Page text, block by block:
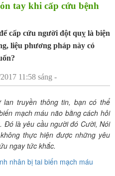
tay khi cấp cứu bệnh
cấp cứu người đột quỵ là biện
liệu phương pháp này có
11:58 sáng -
truyền thông tin, bạn có thể
mạch máu não bằng cách hỏi
Đó là yêu cầu người đó Cười, Nói
thực hiện được những yêu
ngay tức khắc.
nhân bị tai biến mạch máu